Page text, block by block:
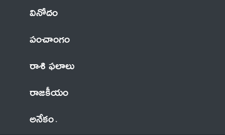
వినోదం
పంచాంగం
రాశి ఫలాలు
రాజకీయం
అనేకం